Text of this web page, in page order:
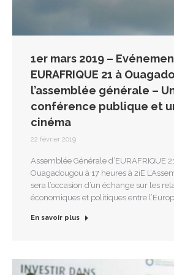
1er mars 2019 –
EURAFRIQUE 21 à
l’assemblée générale –
conférence publique et
cinéma
22 février 2019
Assemblée Générale d’EURAFRIQUE
Ouagadougou à 17 heures à 2iE
sera l’occasion d’un échange sur les
économiques et politiques entre
En savoir plus